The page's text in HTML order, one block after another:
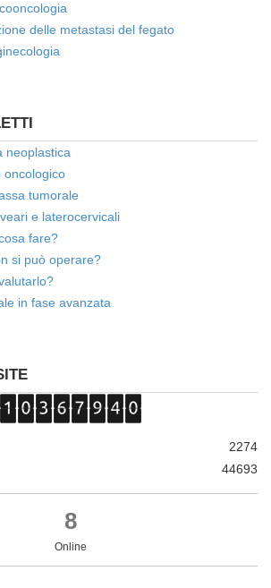
delle metastasi del fegato
neoplastica
oncologico
tumorale
e laterocervicali
fare?
si può operare?
in fase avanzata
2274
44693
8
Online